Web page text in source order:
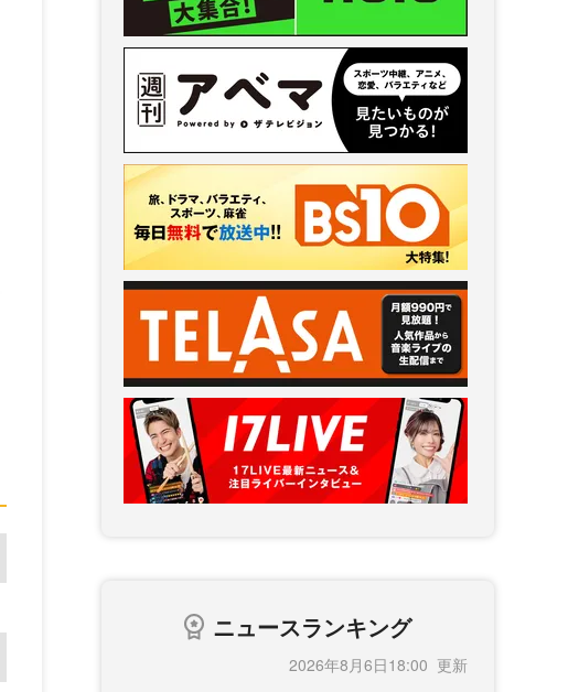
ニュースランキング
2026年8月6日18:00